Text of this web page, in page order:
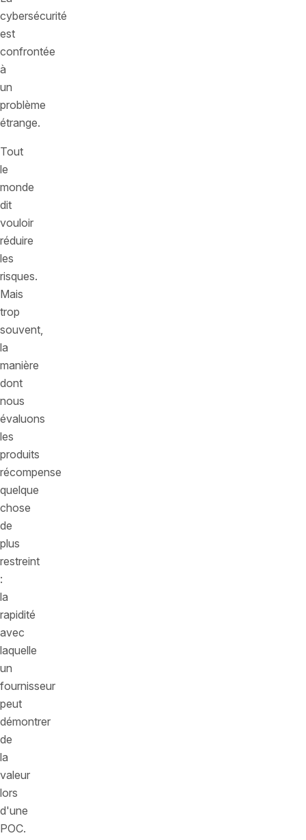
cybersécurité
est
confrontée
à
un
problème
étrange.
Tout
le
monde
dit
vouloir
réduire
les
risques.
Mais
trop
souvent,
la
manière
dont
nous
évaluons
les
produits
récompense
quelque
chose
de
plus
restreint
:
la
rapidité
avec
laquelle
un
fournisseur
peut
démontrer
de
la
valeur
lors
d'une
POC.